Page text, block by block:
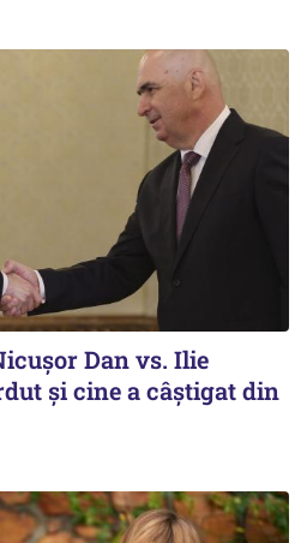
Dan vs. Ilie
și cine a câștigat din